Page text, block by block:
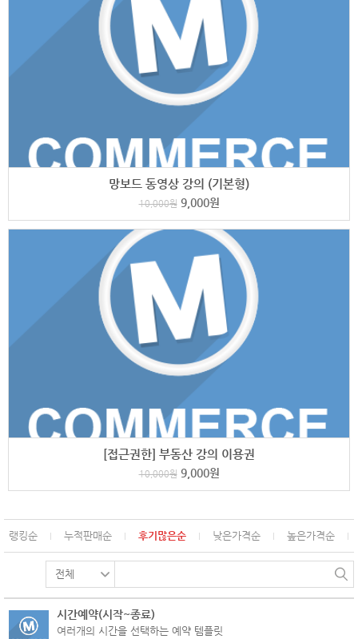
망보드 동영상 강의 (기본형)
10,000원 9,000원
[접근권한] 부동산 강의 이용권
10,000원 9,000원
랭킹순 누적판매순 후기많은순 낮은가격순 높은가격순
시간예약(시작~종료)
여러개의 시간을 선택하는 예약 템플릿